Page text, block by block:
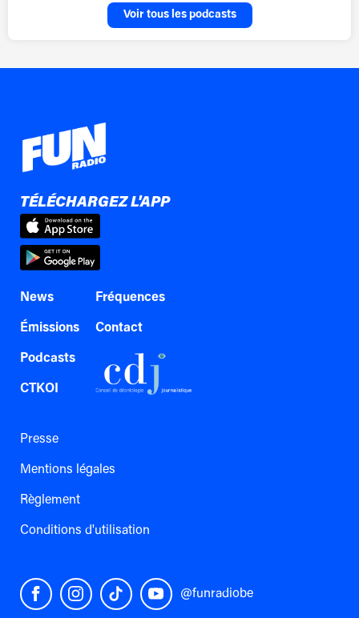
Voir tous les podcasts
TÉLÉCHARGEZ L'APP
News
Émissions
Podcasts
CTKOI
Fréquences
Contact
Presse
Mentions légales
Règlement
Conditions d'utilisation
@funradiobe